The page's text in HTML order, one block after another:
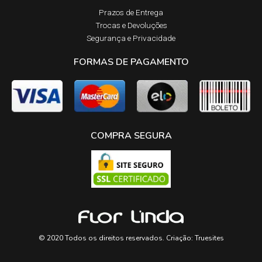
Prazos de Entrega​
Trocas e Devoluções​
Segurança e Privacidade
FORMAS DE PAGAMENTO
COMPRA SEGURA
© 2020 Todos os direitos reservados. Criação: Truesites